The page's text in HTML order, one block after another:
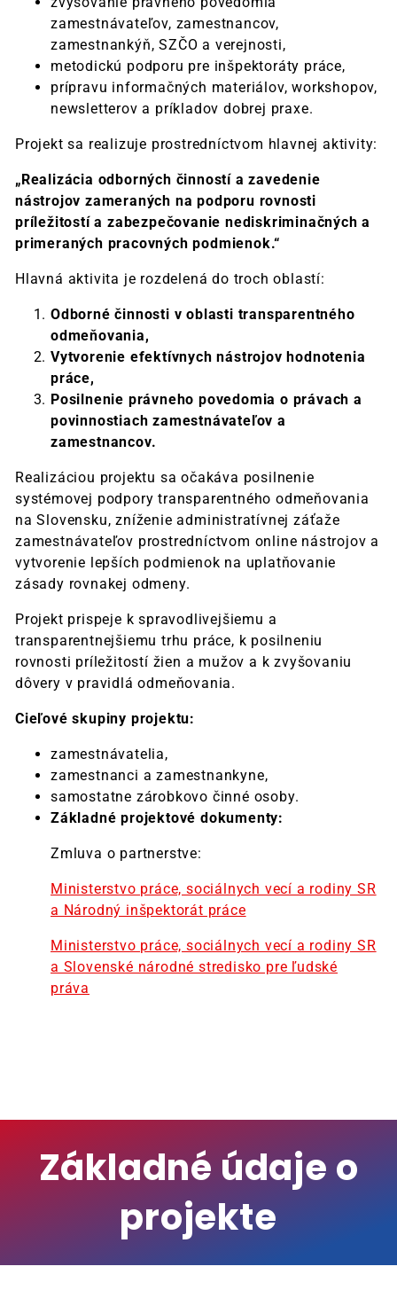
zamestnávateľov, zamestnancov,
zamestnankýň, SZČO a verejnosti,
metodickú podporu pre inšpektoráty práce,
prípravu informačných materiálov, workshopov,
newsletterov a príkladov dobrej praxe.
Projekt sa realizuje prostredníctvom hlavnej aktivity:
„Realizácia odborných činností a zavedenie
nástrojov zameraných na podporu rovnosti
príležitostí a zabezpečovanie nediskriminačných a
primeraných pracovných podmienok.“
Hlavná aktivita je rozdelená do troch oblastí:
Odborné činnosti v oblasti transparentného
odmeňovania,
Vytvorenie efektívnych nástrojov hodnotenia
práce,
Posilnenie právneho povedomia o právach a
povinnostiach zamestnávateľov a
zamestnancov.
Realizáciou projektu sa očakáva posilnenie
systémovej podpory transparentného odmeňovania
na Slovensku, zníženie administratívnej záťaže
zamestnávateľov prostredníctvom online nástrojov a
vytvorenie lepších podmienok na uplatňovanie
zásady rovnakej odmeny.
Projekt prispeje k spravodlivejšiemu a
transparentnejšiemu trhu práce, k posilneniu
rovnosti príležitostí žien a mužov a k zvyšovaniu
dôvery v pravidlá odmeňovania.
Cieľové skupiny projektu:
zamestnávatelia,
zamestnanci a zamestnankyne,
samostatne zárobkovo činné osoby.
Základné projektové dokumenty:
Zmluva o partnerstve:
Ministerstvo práce, sociálnych vecí a rodiny SR
a Národný inšpektorát práce
Ministerstvo práce, sociálnych vecí a rodiny SR
a Slovenské národné stredisko pre ľudské
práva
Základné údaje o
projekte